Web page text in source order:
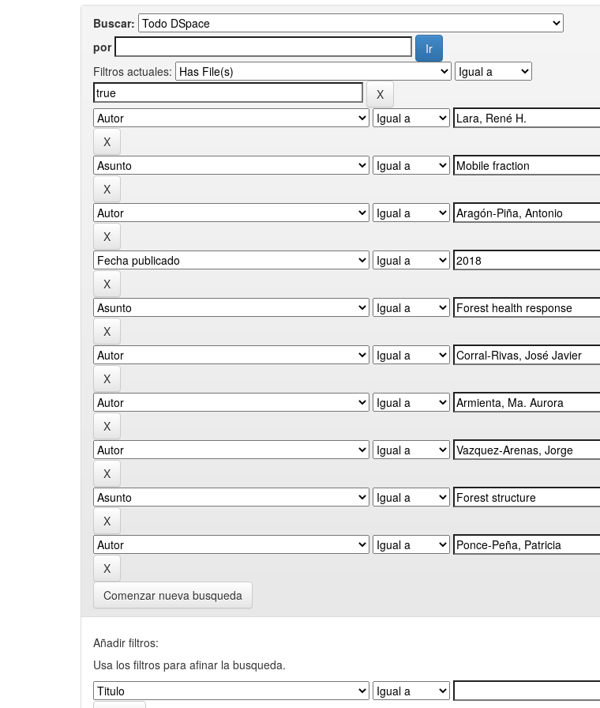
Buscar:
por
Filtros actuales:
Comenzar nueva busqueda
Añadir filtros:
Usa los filtros para afinar la busqueda.